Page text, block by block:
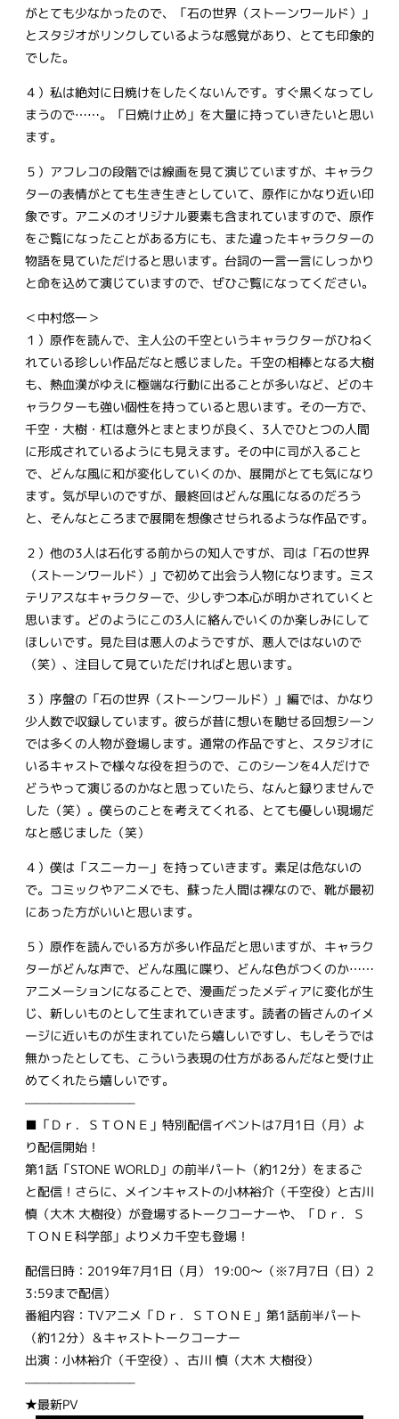
がとても少なかったので、「石の世界（ストーンワールド）」
とスタジオがリンクしているような感覚があり、とても印象的
でした。
４）私は絶対に日焼けをしたくないんです。すぐ黒くなってし
まうので……。「日焼け止め」を大量に持っていきたいと思い
ます。
５）アフレコの段階では線画を見て演じていますが、キャラク
ターの表情がとても生き生きとしていて、原作にかなり近い印
象です。アニメのオリジナル要素も含まれていますので、原作
をご覧になったことがある方にも、また違ったキャラクターの
物語を見ていただけると思います。台詞の一言一言にしっかり
と命を込めて演じていますので、ぜひご覧になってください。
＜中村悠一＞
１）原作を読んで、主人公の千空というキャラクターがひねく
れている珍しい作品だなと感じました。千空の相棒となる大樹
も、熱血漢がゆえに極端な行動に出ることが多いなど、どのキ
ャラクターも強い個性を持っていると思います。その一方で、
千空・大樹・杠は意外とまとまりが良く、3人でひとつの人間
に形成されているようにも見えます。その中に司が入ること
で、どんな風に和が変化していくのか、展開がとても気になり
ます。気が早いのですが、最終回はどんな風になるのだろう
と、そんなところまで展開を想像させられるような作品です。
２）他の3人は石化する前からの知人ですが、司は「石の世界
（ストーンワールド）」で初めて出会う人物になります。ミス
テリアスなキャラクターで、少しずつ本心が明かされていくと
思います。どのようにこの3人に絡んでいくのか楽しみにして
ほしいです。見た目は悪人のようですが、悪人ではないので
（笑）、注目して見ていただければと思います。
３）序盤の「石の世界（ストーンワールド）」編では、かなり
少人数で収録しています。彼らが昔に想いを馳せる回想シーン
では多くの人物が登場します。通常の作品ですと、スタジオに
いるキャストで様々な役を担うので、このシーンを4人だけで
どうやって演じるのかなと思っていたら、なんと録りませんで
した（笑）。僕らのことを考えてくれる、とても優しい現場だ
なと感じました（笑）
４）僕は「スニーカー」を持っていきます。素足は危ないの
で。コミックやアニメでも、蘇った人間は裸なので、靴が最初
にあった方がいいと思います。
５）原作を読んでいる方が多い作品だと思いますが、キャラク
ターがどんな声で、どんな風に喋り、どんな色がつくのか……
アニメーションになることで、漫画だったメディアに変化が生
じ、新しいものとして生まれていきます。読者の皆さんのイメ
ージに近いものが生まれていたら嬉しいですし、もしそうでは
無かったとしても、こういう表現の仕方があるんだなと受け止
めてくれたら嬉しいです。
—————————–
■「Ｄｒ．ＳＴＯＮＥ」特別配信イベントは7月1日（月）よ
り配信開始！
第1話「STONE WORLD」の前半パート（約12分）をまるご
と配信！さらに、メインキャストの小林裕介（千空役）と古川
慎（大木 大樹役）が登場するトークコーナーや、「Ｄｒ．Ｓ
ＴＯＮＥ科学部」よりメカ千空も登場！
配信日時：2019年7月1日（月） 19:00～（※7月7日（日）2
3:59まで配信）
番組内容：TVアニメ「Ｄｒ．ＳＴＯＮＥ」第1話前半パート
（約12分）＆キャストトークコーナー
出演：小林裕介（千空役）、古川 慎（大木 大樹役）
—————————–
★最新PV